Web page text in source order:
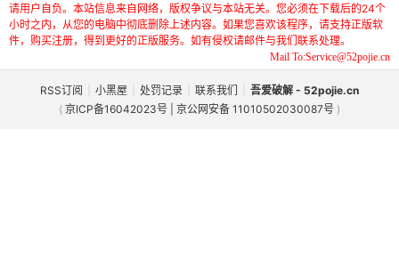
请用户自负。本站信息来自网络，版权争议与本站无关。您必须在下载后的24个
小时之内，从您的电脑中彻底删除上述内容。如果您喜欢该程序，请支持正版软
件，购买注册，得到更好的正版服务。如有侵权请邮件与我们联系处理。
Mail To:Service@52pojie.cn
RSS订阅 小黑屋 处罚记录 联系我们
吾爱破解 - 52pojie.cn
( 京ICP备16042023号 | 京公网安备 11010502030087号 )